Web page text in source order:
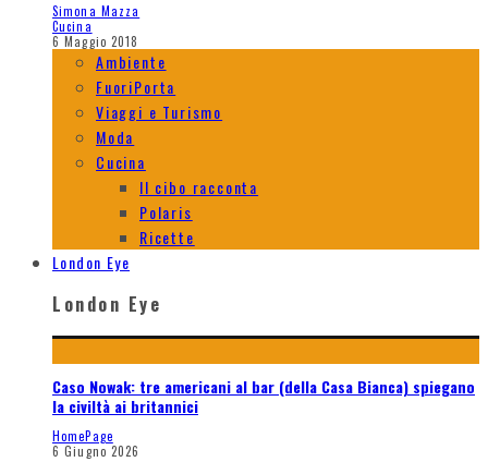
Simona Mazza
Cucina
6 Maggio 2018
Ambiente
FuoriPorta
Viaggi e Turismo
Moda
Cucina
Il cibo racconta
Polaris
Ricette
London Eye
London Eye
Caso Nowak: tre americani al bar (della Casa Bianca) spiegano
la civiltà ai britannici
HomePage
6 Giugno 2026